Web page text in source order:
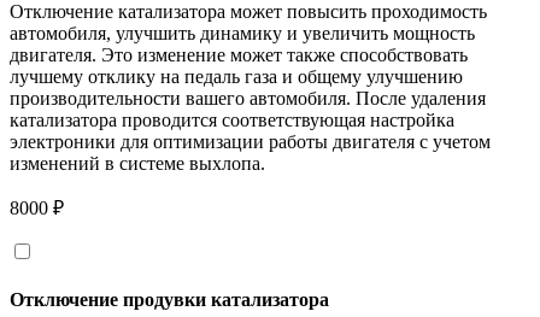
Отключение катализатора может повысить проходимость
автомобиля, улучшить динамику и увеличить мощность
двигателя. Это изменение может также способствовать
лучшему отклику на педаль газа и общему улучшению
производительности вашего автомобиля. После удаления
катализатора проводится соответствующая настройка
электроники для оптимизации работы двигателя с учетом
изменений в системе выхлопа.
8000 ₽
Отключение продувки катализатора